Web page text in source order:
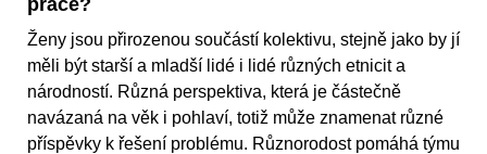
Ženy jsou přirozenou součástí kolektivu, stejně jako by jí
měli být starší a mladší lidé i lidé různých etnicit a
národností. Různá perspektiva, která je částečně
navázaná na věk i pohlaví, totiž může znamenat různé
příspěvky k řešení problému. Různorodost pomáhá týmu